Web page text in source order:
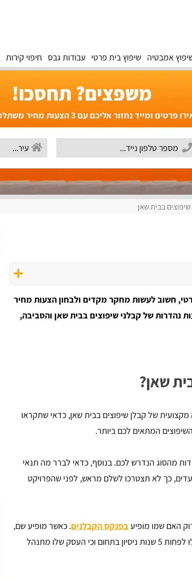
אמבטיה שיפוץ בית פרטי עבודות גבס חיפוי קירות
משפצים? תחסכו!
ומייד נחזור אליכם עם 3 הצעות מחיר משתלמות במיוחד!
בבית שאן
חשוב לעשות מחקר מקדים ולבחון הצעות מחיר
נהדרות של קבלני שיפוצים בבית שאן והסביבה,
שאן?
של קבלן שיפוצים בבית שאן, כדאי שתקראו
המתאים לכם ביותר.
מהסוג הנדרש לכם. בנוסף, כדאי לברר מה תנאי
כך לא תצטרכו לשלם מראש, לפני שהפרויקט
האם שמו מופיעבפנקס הקבלנים. כאשר מופיע שם,
זה אומר שהוא קבלן רשום והדבר מעיד על כך שיש לו לפחות 5 שנות ניסיון בתחום וכי העסק שלו מתנהל